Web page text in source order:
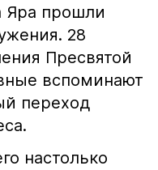
Яра прошли
28
Пресвятой
вспоминают
переход
настолько